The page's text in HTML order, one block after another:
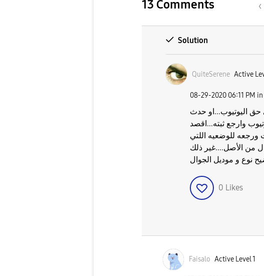
13 Comments
Solution
QuiteSerene Active
‎08-29-2020 06:11 PM in
اليوتيوب...او حدث
وارجع ثبته...اقصد
ورجعه للوضعيه اللتي
من الأصل....غير ذلك
نوع و موديل الجوال
0 Likes
Faisalo Active Level 1